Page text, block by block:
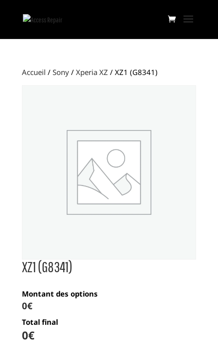
Accueil / Sony/ Xperia XZ / XZ1 (G8341)
XZ1 (G8341)
Montant des options
0€
Total final
0€